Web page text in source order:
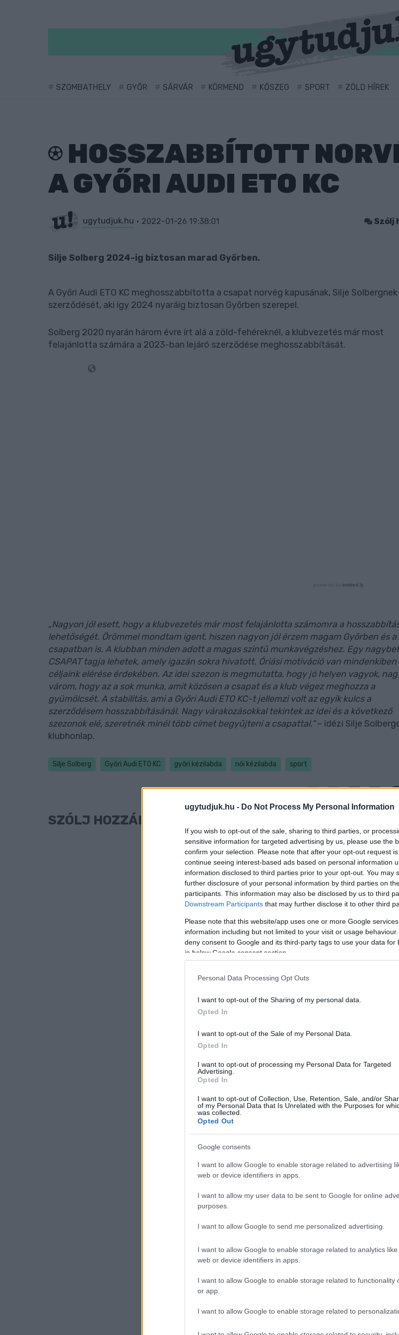
ugytudjuk.hu - Do Not Process My Personal Information
If you wish to opt-out of the sale, sharing to third parties, or
sensitive information for targeted advertising by us, please use the
confirm your selection. Please note that after your opt-out request
continue seeing interest-based ads based on personal information
information disclosed to third parties prior to your opt-out. You may
further disclosure of your personal information by third parties on
participants. This information may also be disclosed by us to third
Downstream Participants that may further disclose it to other third
Please note that this website/app uses one or more Google
information including but not limited to your visit or usage
deny consent to Google and its third-party tags to use your data for
in below Google consent section.
Personal Data Processing Opt Outs
I want to opt-out of the Sharing of my personal data.
Opted In
I want to opt-out of the Sale of my Personal Data.
Opted In
I want to opt-out of processing my Personal Data for Targeted
Advertising.
Opted In
I want to opt-out of Collection, Use, Retention, Sale, and/or
of my Personal Data that Is Unrelated with the Purposes for
was collected.
Opted Out
Google consents
I want to allow Google to enable storage related to advertising
web or device identifiers in apps.
I want to allow my user data to be sent to Google for online
purposes.
I want to allow Google to send me personalized advertising.
I want to allow Google to enable storage related to analytics
web or device identifiers in apps.
I want to allow Google to enable storage related to functionality
or app.
I want to allow Google to enable storage related to
SZOMBATHELY GYŐR SÁRVÁR KÖRMEND KŐSZEG SPORT ZÖLD HÍREK
HOSSZABBÍTOTT
A GYŐRI AUDI ETO KC
ugytudjuk.hu 2022-01-26 19:38:01 Szólj
Silje Solberg 2024-ig biztosan marad Győrben.
A Győri Audi ETO KC meghosszabbította a csapat norvég kapusának, Silje Solbergnek
szerződését, aki így 2024 nyaráig biztosan Győrben szerepel.
Solberg 2020 nyarán három évre írt alá a zöld-fehéreknél, a klubvezetés már most
felajánlotta számára a 2023-ban lejáró szerződése meghosszabbítását.
„Nagyon jól esett, hogy a klubvezetés már most felajánlotta számomra a
lehetőségét. Örömmel mondtam igent, hiszen nagyon jól érzem magam Győrben és a
csapatban is. A klubban minden adott a magas szintű munkavégzéshez. Egy
CSAPAT tagja lehetek, amely igazán sokra hivatott. Óriási motiváció van mindenkiben
céljaink elérése érdekében. Az idei szezon is megmutatta, hogy jó helyen vagyok,
várom, hogy az a sok munka, amit közösen a csapat és a klub végez meghozza a
gyümölcsét. A stabilitás, ami a Győri Audi ETO KC-t jellemzi volt az egyik kulcs a
szerződésem hosszabbításánál. Nagy várakozásokkal tekintek az idei és a következő
szezonok elé, szeretnék minél több címet begyűjteni a csapattal.”– idézi Silje
klubhonlap.
Silje Solberg Győri Audi ETO KC győri kézilabda női kézilabda sport
SZÓLJ HOZZÁ!